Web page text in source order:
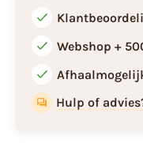
Webshop +
Hulp of